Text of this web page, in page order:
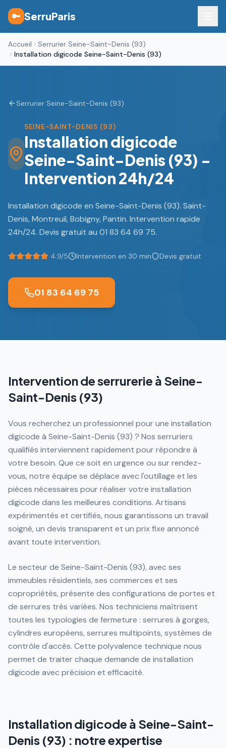
🔑 SerruParis
Accueil
Serrurier Seine-Saint-Denis (93)
Installation digicode Seine-Saint-Denis (93)
Serrurier Seine-Saint-Denis (93)
SEINE-SAINT-DENIS (93)
Installation digicode
Seine-Saint-Denis (93) -
Intervention 24h/24
Installation digicode en Seine-Saint-Denis (93). Saint-
Denis, Montreuil, Bobigny, Pantin. Intervention rapide
24h/24. Devis gratuit au 01 83 64 69 75.
4.9/5 Intervention en 30 min Devis gratuit
01 83 64 69 75
Intervention de serrurerie à Seine-
Saint-Denis (93)
Vous recherchez un professionnel pour une installation
digicode à Seine-Saint-Denis (93) ? Nos serruriers
qualifiés interviennent rapidement pour répondre à
votre besoin. Que ce soit en urgence ou sur rendez-
vous, notre équipe se déplace avec l'outillage et les
pièces nécessaires pour réaliser votre installation
digicode dans les meilleures conditions. Artisans
expérimentés et certifiés, nous garantissons un travail
soigné, un devis transparent et un prix fixe annoncé
avant toute intervention.
Le secteur de Seine-Saint-Denis (93), avec ses
immeubles résidentiels, ses commerces et ses
copropriétés, présente des configurations de portes et
de serrures très variées. Nos techniciens maîtrisent
toutes les typologies de fermeture : serrures à gorges,
cylindres européens, serrures multipoints, systèmes de
contrôle d'accès. Cette polyvalence technique nous
permet de traiter chaque demande de installation
digicode avec précision et efficacité.
Installation digicode à Seine-Saint-
Denis (93) : notre expertise